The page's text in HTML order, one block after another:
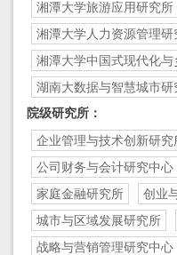
湘潭大学旅游应用研究所
湘潭大学人力资源管理研
湘潭大学中国式现代化
湖南大数据与智慧城市研
院级研究所：
企业管理与技术创新研究
公司财务与会计研究中心
家庭金融研究所
创业
城市与区域发展研究所
战略与营销管理研究中心